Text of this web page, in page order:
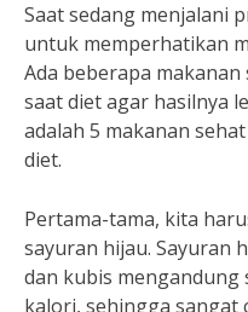
Saat sedang menjalani
untuk memperhatikan
Ada beberapa
saat diet agar hasilnya
adalah 5 makanan
diet.
Pertama-tama, kita
sayuran hijau. Sayuran
dan kubis
kalori, sehingga sangat